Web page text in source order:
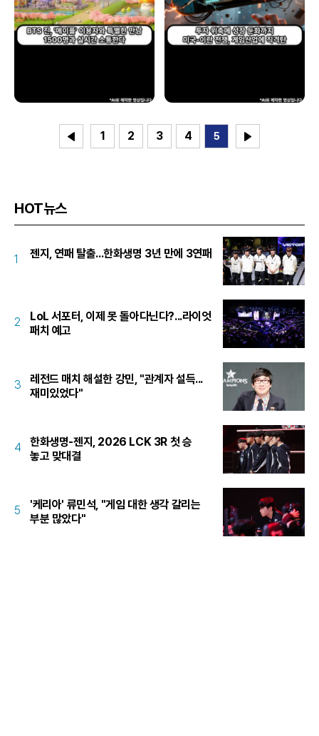
1 2 3 4 5
HOT뉴스
1 젠지, 연패 탈출...한화생명 3년 만에 3연패
2
LoL 서포터, 이제 못 돌아다닌다?...라이엇
패치 예고
3
레전드 매치 해설한 강민, "관계자 설득...
재미있었다"
4
한화생명-젠지, 2026 LCK 3R 첫 승
놓고 맞대결
5
'케리아' 류민석, "게임 대한 생각 갈리는
부분 많았다"